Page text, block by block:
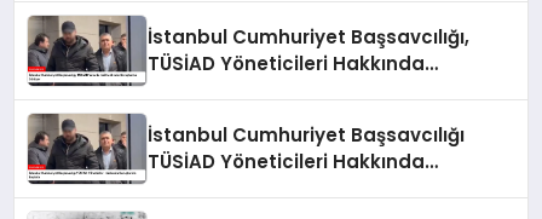
İstanbul Cumhuriyet Başsavcılığı,
TÜSİAD Yöneticileri Hakkında
İstanbul Cumhuriyet Başsavcılığı
TÜSİAD Yöneticileri Hakkında